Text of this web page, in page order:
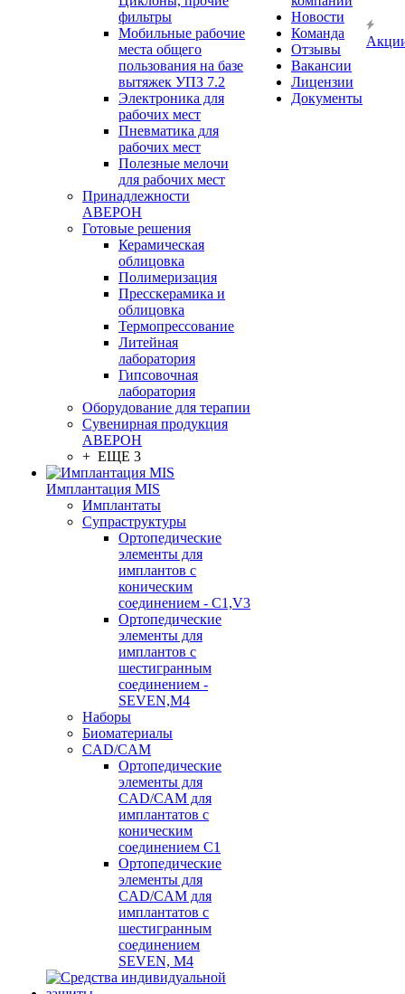
фильтры
Мобильные рабочие
места общего
пользования на базе
вытяжек УПЗ 7.2
Электроника для
рабочих мест
Пневматика для
рабочих мест
Полезные мелочи
для рабочих мест
Принадлежности
АВЕРОН
Готовые решения
Керамическая
облицовка
Полимеризация
Пресскерамика и
облицовка
Термопрессование
Литейная
лаборатория
Гипсовочная
лаборатория
Оборудование для терапии
Сувенирная продукция
АВЕРОН
+ ЕЩЕ 3
Имплантация MIS
Имплантаты
Супраструктуры
Ортопедические
элементы для
имплантов с
коническим
соединением - C1,V3
Ортопедические
элементы для
имплантов с
шестигранным
соединением -
SEVEN,M4
Наборы
Биоматериалы
CAD/CAM
Ортопедические
элементы для
CAD/CAM для
имплантатов с
коническим
соединением С1
Ортопедические
элементы для
CAD/CAM для
имплантатов с
шестигранным
соединением
SEVEN, М4
Новости
Команда
Отзывы
Вакансии
Лицензии
Документы